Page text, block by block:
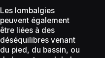
Les lombalgies
peuvent également
être liées à des
déséquilibres venant
du pied, du bassin, ou